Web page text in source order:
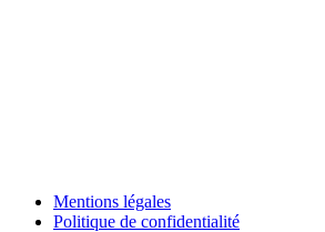
Mentions légales
Politique de confidentialité